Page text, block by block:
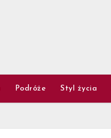
Podróże Styl życia